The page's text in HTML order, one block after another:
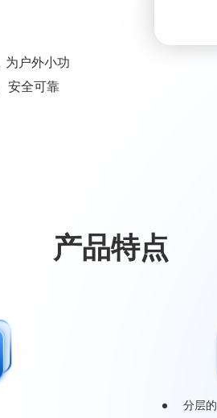
户外小功
安全可靠
产品特点
分层的